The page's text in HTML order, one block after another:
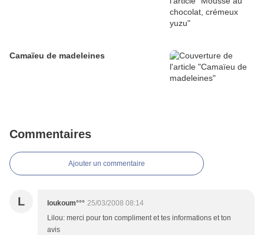
Camaïeu de madeleines
Commentaires
Ajouter un commentaire
L loukoum°°° 25/03/2008 08:14
Lilou: merci pour ton compliment et tes informations et ton
avis